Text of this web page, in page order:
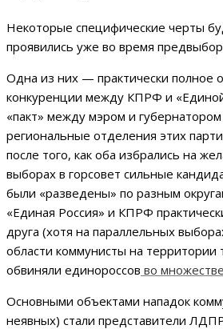
Некоторые специфические черты
проявились уже во время
Одна из них — практически полное
конкуренции между КПРФ и
«пакт» между мэром и
региональные отделения этих
после того, как оба избрались на
выборах в горсовет сильные
были «разведены» по разным
«Единая Россия» и КПРФ
друга (хотя на параллельных
области коммунисты на территории
обвиняли единороссов во множестве
Основными объектами нападок
неявных) стали представители